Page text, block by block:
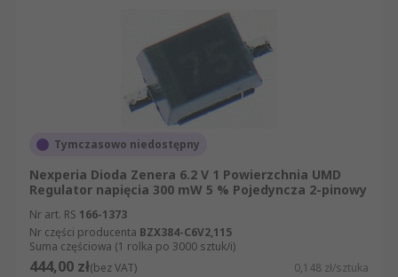
Tymczasowo niedostępny
Nexperia Dioda Zenera 6.2 V 1 Powierzchnia UMD
Regulator napięcia 300 mW 5 % Pojedyncza 2-pinowy
Nr art. RS 166-1373
Nr części producenta BZX384-C6V2,115
Suma częściowa (1 rolka po 3000 sztuk/i)
444,00 zł(bez VAT) 0,148 zł/sztuka